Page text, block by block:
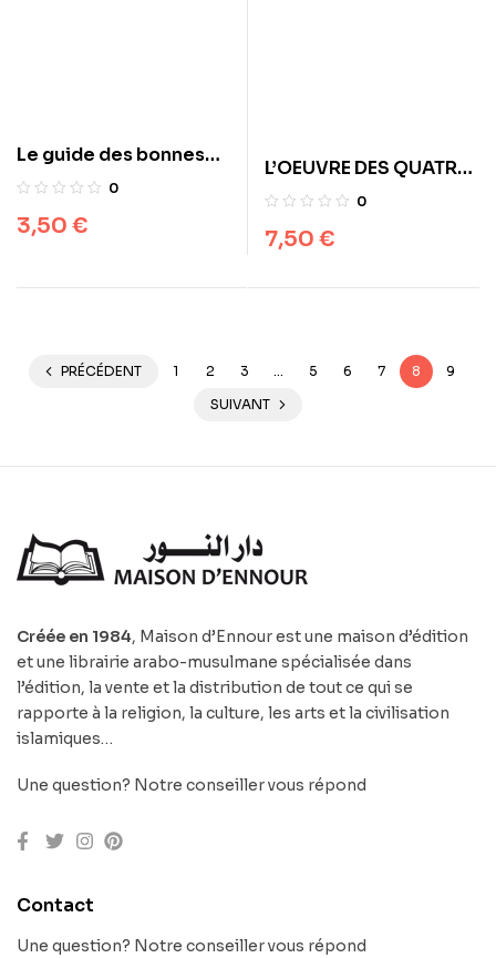
Le guide des bonnes
manières islamiques
0
3,50 €
L’OEUVRE DES QUATRE
CALIFES
0
7,50 €
PRÉCÉDENT 1 2 3 5 6 7 8
9
SUIVANT
Créée en 1984, Maison d’Ennour est une maison d’édition
et une librairie arabo-musulmane spécialisée dans
l’édition, la vente et la distribution de tout ce qui se
rapporte à la religion, la culture, les arts et la civilisation
islamiques…
Une question? Notre conseiller vous répond
Contact
Une question? Notre conseiller vous répond